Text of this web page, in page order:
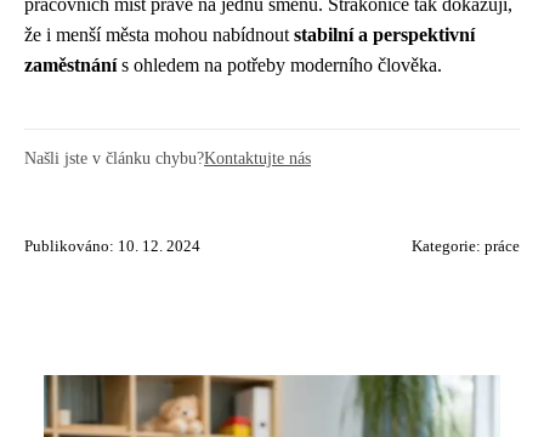
že i menší města mohou nabídnout stabilní a perspektivní
zaměstnánís ohledem na potřeby moderního člověka.
Našli jste v článku chybu?Kontaktujte nás
Publikováno: 10. 12. 2024 Kategorie: práce